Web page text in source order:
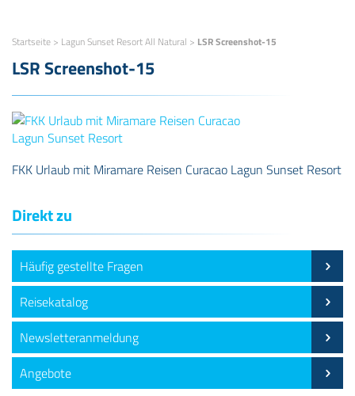
Startseite > Lagun Sunset Resort All Natural > LSR Screenshot-15
LSR Screenshot-15
FKK Urlaub mit Miramare Reisen Curacao Lagun Sunset Resort
Direkt zu
Häufig gestellte Fragen
Reisekatalog
Newsletteranmeldung
Angebote